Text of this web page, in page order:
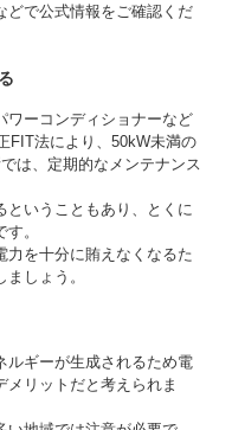
どで公式情報をご確認くだ
ワーコンディショナーなど
FIT法により、50kW未満の
は、定期的なメンテナンス
いうこともあり、とくに
。
力を十分に賄えなくなるた
しょう。
ルギーが生成されるため電
リットだと考えられま